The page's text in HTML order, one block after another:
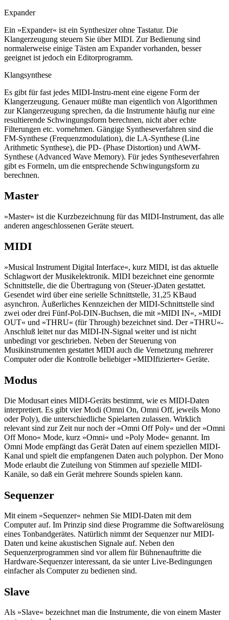
Expander
Ein »Expander« ist ein Synthesizer ohne Tastatur. Die
Klangerzeugung steuern Sie über MIDI. Zur Bedienung sind
normalerweise einige Tästen am Expander vorhanden, besser
geeignet ist jedoch ein Editorprogramm.
Klangsynthese
Es gibt für fast jedes MIDI-Instru-ment eine eigene Form der
Klangerzeugung. Genauer müßte man eigentlich von Algorithmen
zur Klangerzeugung sprechen, da die Instrumente häufig nur eine
resultierende Schwingungsform berechnen, nicht aber echte
Filterungen etc. vornehmen. Gängige Syntheseverfahren sind die
FM-Synthese (Frequenzmodulation), die LA-Synthese (Line
Arithmetic Synthese), die PD- (Phase Distortion) und AWM-
Synthese (Advanced Wave Memory). Für jedes Syntheseverfahren
gibt es Formeln, um die entsprechende Schwingungsform zu
berechnen.
Master
»Master« ist die Kurzbezeichnung für das MIDI-Instrument, das alle
anderen angeschlossenen Geräte steuert.
MIDI
»Musical Instrument Digital Interface«, kurz MIDI, ist das aktuelle
Schlagwort der Musikelektronik. MIDI bezeichnet eine genormte
Schnittstelle, die die Übertragung von (Steuer-)Daten gestattet.
Gesendet wird über eine serielle Schnittstelle, 31,25 KBaud
asynchron. Äußerliches Kennzeichen der MIDI-Schnittstelle sind
zwei oder drei Fünf-Pol-DIN-Buchsen, die mit »MIDI IN«, »MIDI
OUT« und »THRU« (für Through) bezeichnet sind. Der »THRU«-
Anschluß leitet nur das MIDI-IN-Signal weiter und ist nicht
unbedingt vor geschrieben. Neben der Steuerung von
Musikinstrumenten gestattet MIDI auch die Vernetzung mehrerer
Computer oder die Kontrolle beliebiger »MIDIfizierter« Geräte.
Modus
Die Modusart eines MIDI-Geräts bestimmt, wie es MIDI-Daten
interpretiert. Es gibt vier Modi (Omni On, Omni Off, jeweils Mono
oder Poly), die unterschiedliche Spielarten zulassen. Wirklich
relevant sind zur Zeit nur noch der »Omni Off Poly« und der »Omni
Off Mono« Mode, kurz »Omni« und »Poly Mode« genannt. Im
Omni Mode empfängt das Gerät Daten auf einem speziellen MIDI-
Kanal und spielt die empfangenen Daten auch polyphon. Der Mono
Mode erlaubt die Zuteilung von Stimmen auf spezielle MIDI-
Kanäle, so daß ein Gerät mehrere Sounds spielen kann.
Sequenzer
Mit einem »Sequenzer« nehmen Sie MIDI-Daten mit dem
Computer auf. Im Prinzip sind diese Programme die Softwarelösung
eines Tonbandgerätes. Natürlich nimmt der Sequenzer nur MIDI-
Daten und keine akustischen Signale auf. Neben den
Sequenzerprogrammen sind vor allem für Bühnenauftritte die
Hardware-Sequenzer interessant, da sie unter Live-Bedingungen
einfacher als Computer zu bedienen sind.
Slave
Als »Slave« bezeichnet man die Instrumente, die von einem Master